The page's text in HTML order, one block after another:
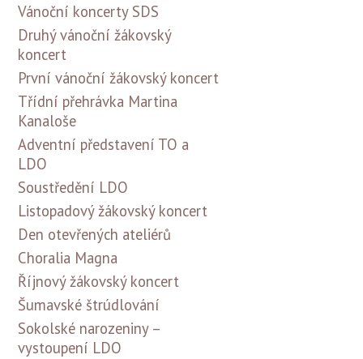
Vánoční koncerty SDS
Druhý vánoční žákovský
koncert
První vánoční žákovský koncert
Třídní přehrávka Martina
Kanaloše
Adventní představení TO a
LDO
Soustředění LDO
Listopadový žákovský koncert
Den otevřených ateliérů
Choralia Magna
Říjnový žákovský koncert
Šumavské štrúdlování
Sokolské narozeniny –
vystoupení LDO